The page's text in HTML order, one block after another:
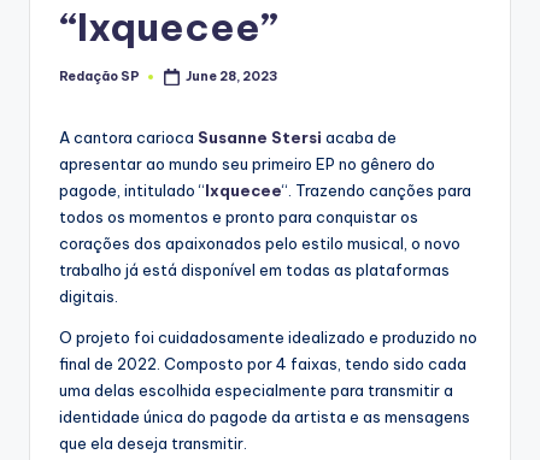
“Ixquecee”
Posted
Redação SP June 28, 2023
A cantora carioca Susanne Stersi acaba de
apresentar ao mundo seu primeiro EP no gênero do
pagode, intitulado “Ixquecee“. Trazendo canções para
todos os momentos e pronto para conquistar os
corações dos apaixonados pelo estilo musical, o novo
trabalho já está disponível em todas as plataformas
digitais.
O projeto foi cuidadosamente idealizado e produzido no
final de 2022. Composto por 4 faixas, tendo sido cada
uma delas escolhida especialmente para transmitir a
identidade única do pagode da artista e as mensagens
que ela deseja transmitir.